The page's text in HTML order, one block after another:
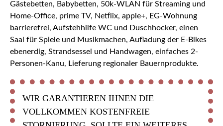
Gästebetten, Babybetten, 50k-WLAN für Streaming und
Home-Office, prime TV, Netflix, apple+, EG-Wohnung
barrierefrei, Aufstehhilfe WC und Duschhocker, einen
Saal für Spiele und Musikmachen, Aufladung der E-Bikes
ebenerdig, Strandsessel und Handwagen, einfaches 2-
Personen-Kanu, Lieferung regionaler Bauernprodukte.
WIR GARANTIEREN IHNEN DIE
VOLLKOMMEN KOSTENFREIE